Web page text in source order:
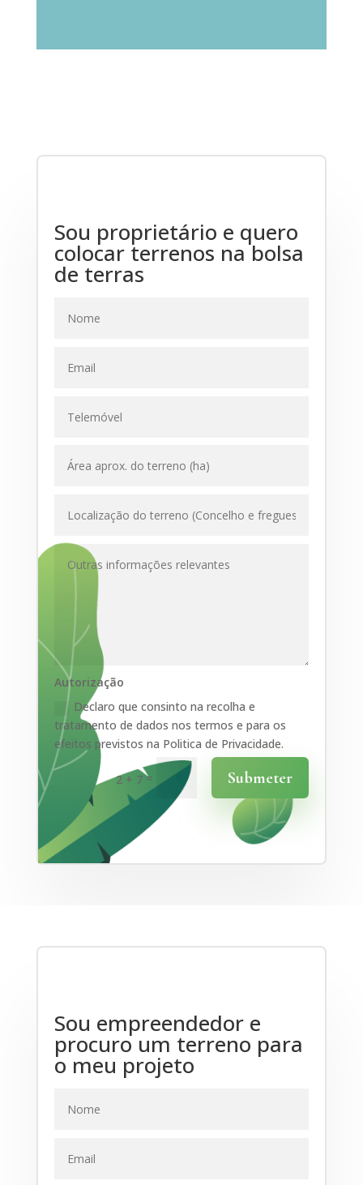
Sou proprietário e quero
colocar terrenos na bolsa
de terras
Autorização
Declaro que consinto na recolha e
tratamento de dados nos termos e para os
efeitos previstos na Politica de Privacidade.
2 + 7= Submeter
Sou empreendedor e
procuro um terreno para
o meu projeto